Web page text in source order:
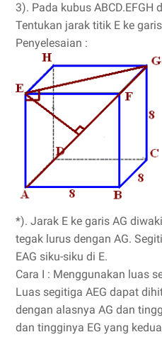
3). Pada kubus ABCD.EFGH
Tentukan jarak titik E ke
Penyelesaian :
*). Jarak E ke garis AG
tegak lurus dengan AG.
EAG siku-siku di E.
Cara I : Menggunakan luas
Luas segitiga AEG dapat
dengan alasnya AG dan
dan tingginya EG yang